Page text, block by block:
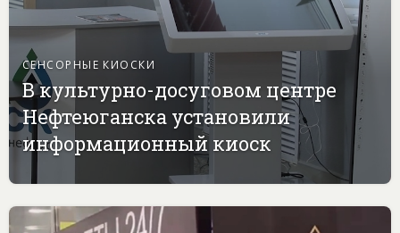
СЕНСОРНЫЕ КИОСКИ
В культурно-досуговом центре
Нефтеюганска установили
информационный киоск